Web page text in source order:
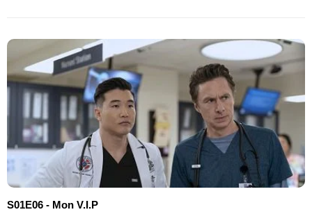
S01E06 - Mon V.I.P